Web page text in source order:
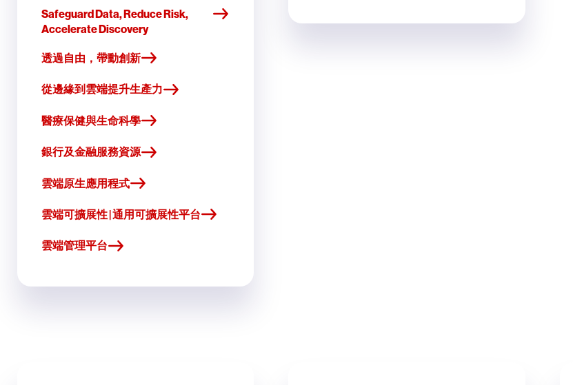
Safeguard Data, Reduce Risk,
Accelerate Discovery
透過自由，帶動創新
從邊緣到雲端提升生產力
醫療保健與生命科學
銀行及金融服務資源
雲端原生應用程式
雲端可擴展性 | 通用可擴展性平台
雲端管理平台